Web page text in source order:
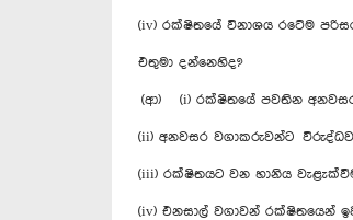
(iv) රක්ෂිතයේ විනාශය රටේම
එතුමා දන්නෙහිද?
(ආ) (i) රක්ෂිතයේ පවතින
(ii) අනවසර වගාකරුවන්ට
(iii) රක්ෂිතයට වන හානිය
(iv) එනසාල් වගාවන් රක්ෂිතයෙන්